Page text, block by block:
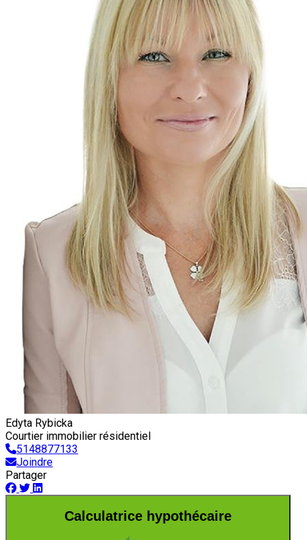
Edyta Rybicka
Courtier immobilier résidentiel
5148877133
Joindre
Partager
Calculatrice hypothécaire